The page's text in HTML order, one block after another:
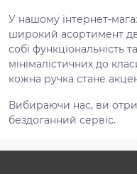
У нашому інтернет-
широкий асортимент
собі функціональність
мінімалістичних до
кожна ручка стане
Вибираючи нас, ви
бездоганний сервіс.